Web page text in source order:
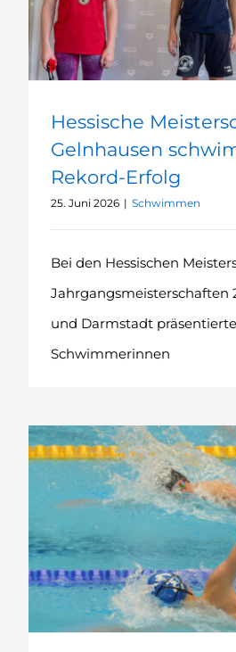
Hessische
Gelnhausen
Rekord-Erfolg
25. Juni 2026 | Schwimmen
Bei den Hessischen
Jahrgangsmeisterschaften
und Darmstadt
Schwimmerinnen